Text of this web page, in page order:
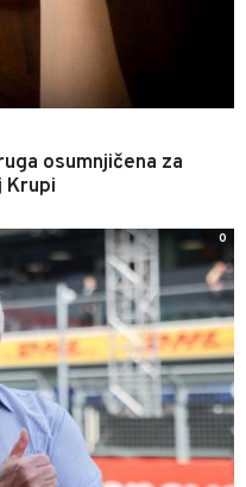
osumnjičena za
Krupi
0